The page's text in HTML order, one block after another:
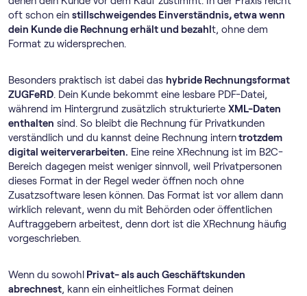
oft schon ein stillschweigendes Einverständnis, etwa wenn
dein Kunde die Rechnung erhält und bezahl t, ohne dem
Format zu widersprechen.
Besonders praktisch ist dabei das hybride Rechnungsformat
ZUGFeRD. Dein Kunde bekommt eine lesbare PDF-Datei,
während im Hintergrund zusätzlich strukturierte XML-Daten
enthalten sind. So bleibt die Rechnung für Privatkunden
verständlich und du kannst deine Rechnung interntrotzdem
digital weiterverarbeiten. Eine reine XRechnung ist im B2C-
Bereich dagegen meist weniger sinnvoll, weil Privatpersonen
dieses Format in der Regel weder öffnen noch ohne
Zusatzsoftware lesen können. Das Format ist vor allem dann
wirklich relevant, wenn du mit Behörden oder öffentlichen
Auftraggebern arbeitest, denn dort ist die XRechnung häufig
vorgeschrieben.
Wenn du sowohl
Privat- als auch Geschäftskunden
abrechnest, kann ein einheitliches Format deinen